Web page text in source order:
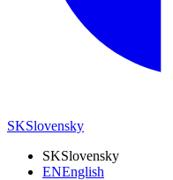
SKSlovensky
SKSlovensky
ENEnglish